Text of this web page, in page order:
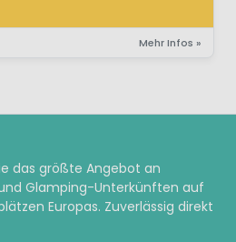
Mehr Infos »
das größte Angebot an
Glamping-Unterkünften auf
Europas. Zuverlässig direkt